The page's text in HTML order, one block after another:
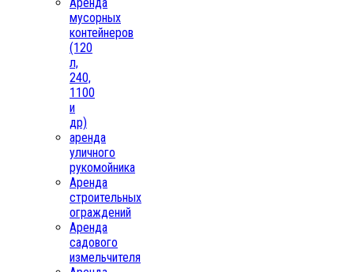
Аренда
мусорных
контейнеров
(120
л,
240,
1100
и
др)
аренда
уличного
рукомойника
Аренда
строительных
ограждений
Аренда
садового
измельчителя